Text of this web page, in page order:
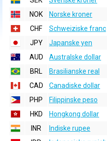
NOK
Norske kroner
CHF
Schweiziske franc
JPY
Japanske yen
AUD
Australske dollar
BRL
Brasilianske real
CAD
Canadiske dollar
PHP
Filippinske peso
HKD
Hongkong dollar
INR
Indiske rupee